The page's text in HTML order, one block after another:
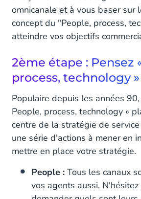
omnicanale et à vous baser sur
concept du "People, process,
atteindre vos objectifs
2ème étape : Pensez
process, technology »
Populaire depuis les années
People, process, technology »
centre de la stratégie de
une série d'actions à mener en
mettre en place votre stratégie.
People : Tous les canaux
vos agents aussi.